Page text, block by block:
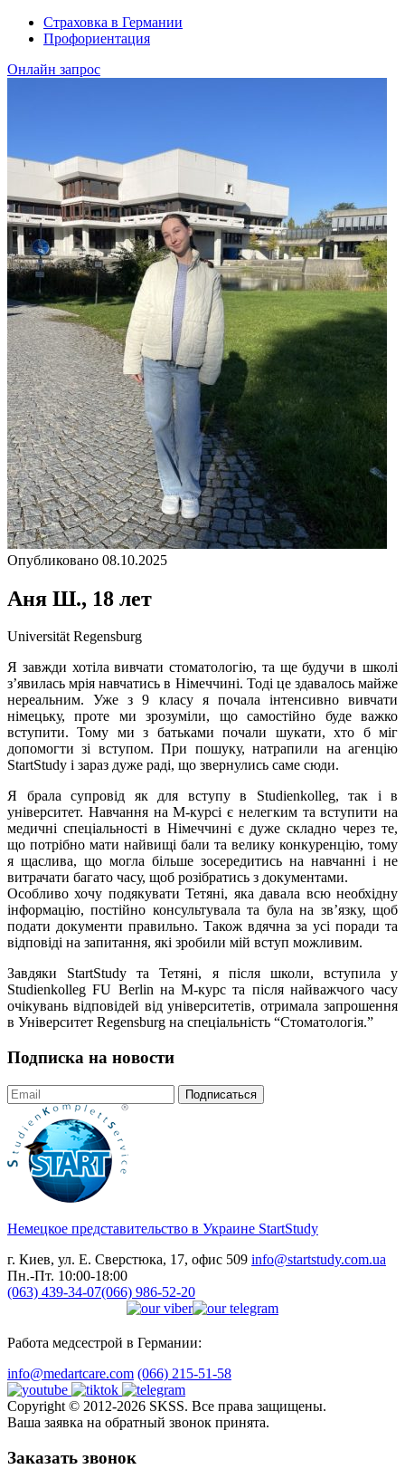
Страховка в Германии
Профориентация
Онлайн запрос
Опубликовано 08.10.2025
Аня Ш., 18 лет
Universität Regensburg
Я завжди хотіла вивчати стоматологію, та ще будучи в школі
з’явилась мрія навчатись в Німеччині. Тоді це здавалось майже
нереальним. Уже з 9 класу я почала інтенсивно вивчати
німецьку, проте ми зрозуміли, що самостійно буде важко
вступити. Тому ми з батьками почали шукати, хто б міг
допомогти зі вступом. При пошуку, натрапили на агенцію
StartStudy і зараз дуже раді, що звернулись саме сюди.
Я брала супровід як для вступу в Studienkolleg, так і в
університет. Навчання на М-курсі є нелегким та вступити на
медичні спеціальності в Німеччині є дуже складно через те,
що потрібно мати найвищі бали та велику конкуренцію, тому
я щаслива, що могла більше зосередитись на навчанні і не
витрачати багато часу, щоб розібратись з документами.
Особливо хочу подякувати Тетяні, яка давала всю необхідну
інформацію, постійно консультувала та була на зв’язку, щоб
подати документи правильно. Також вдячна за усі поради та
відповіді на запитання, які зробили мій вступ можливим.
Завдяки StartStudy та Тетяні, я після школи, вступила у
Studienkolleg FU Berlin на М-курс та після найважчого часу
очікувань відповідей від університетів, отримала запрошення
в Університет Regensburg на спеціальність “Стоматологія.”
Подписка на новости
Подписаться
Немецкое представительство в Украине StartStudy
г. Киев, ул. Е. Сверстюка, 17, офис 509 info@startstudy.com.ua
Пн.-Пт. 10:00-18:00
(063) 439-34-07(066) 986-52-20
Работа медсестрой в Германии:
info@medartcare.com (066) 215-51-58
Copyright © 2012-2026 SKSS. Все права защищены.
Ваша заявка на обратный звонок принята.
Заказать звонок